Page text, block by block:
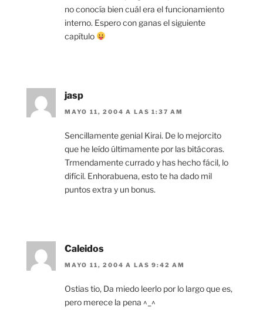
no conocía bien cuál era el funcionamiento
interno. Espero con ganas el siguiente
capítulo
jasp
MAYO 11, 2004 A LAS 1:37 AM
Sencillamente genial Kirai. De lo mejorcito
que he leído últimamente por las bitácoras.
Trmendamente currado y has hecho fácil, lo
difícil. Enhorabuena, esto te ha dado mil
puntos extra y un bonus.
Caleidos
MAYO 11, 2004 A LAS 9:42 AM
Ostias tio, Da miedo leerlo por lo largo que es,
pero merece la pena ^_^